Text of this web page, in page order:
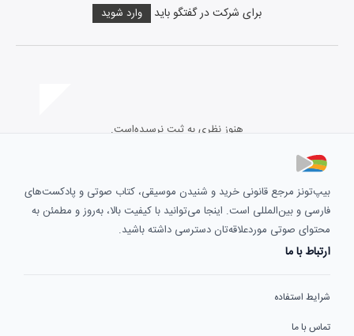
برای شرکت در گفتگو باید وارد شوید
هنوز نظری به ثبت نرسیده‌است.
بیپ‌تونز مرجع قانونی خرید و شنیدن موسیقی، کتاب صوتی و پادکست‌های
فارسی و بین‌المللی است. اینجا می‌توانید با کیفیت بالا، به‌روز و مطمئن به
محتوای صوتی موردعلاقه‌تان دسترسی داشته باشید.
ارتباط با ما
شرایط استفاده
تماس با ما